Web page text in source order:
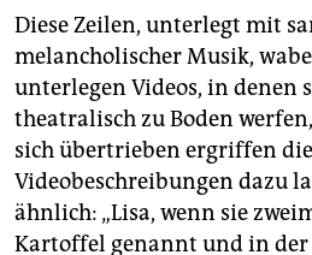
Diese Zeilen, unterlegt mit
melancholischer Musik,
unterlegen Videos, in denen
theatralisch zu Boden
sich übertrieben ergriffen
Videobeschreibungen dazu
ähnlich: „Lisa, wenn sie
Kartoffel genannt und in der